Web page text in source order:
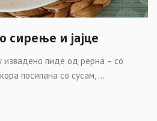
сирење и јајце
извадено пиде од рерна – со
посипана со сусам, ...